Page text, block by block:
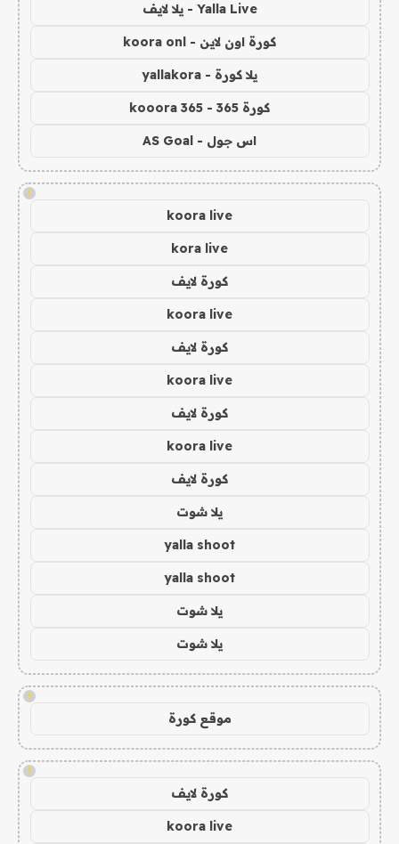
Yalla Live - يلا لايف
كورة اون لاين - koora onl
يلا كورة - yallakora
كورة 365 - kooora 365
اس جول - AS Goal
!
koora live
kora live
كورة لايف
koora live
كورة لايف
koora live
كورة لايف
koora live
كورة لايف
يلا شوت
yalla shoot
yalla shoot
يلا شوت
يلا شوت
!
موقع كورة
!
كورة لايف
koora live